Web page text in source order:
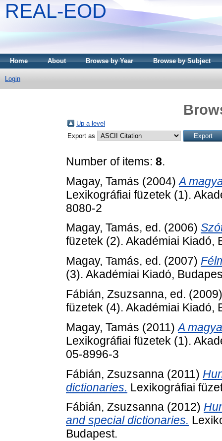
REAL-EOD
Home About Browse by Year Browse by Subject
Login
Up a level
Export as
Number of items: 8.
Magay, Tamás (2004)A
Lexikográfiai füzetek (1).
8080-2
Magay, Tamás, ed. (2006)
füzetek (2). Akadémiai Kiadó,
Magay, Tamás, ed. (2007)
(3). Akadémiai Kiadó,
Fábián, Zsuzsanna, ed.
füzetek (4). Akadémiai Kiadó,
Magay, Tamás (2011)A
Lexikográfiai füzetek (1).
05-8996-3
Fábián, Zsuzsanna (2011)
dictionaries. Lexikográfiai
Fábián, Zsuzsanna (2012)
and special dictionaries.
Budapest.